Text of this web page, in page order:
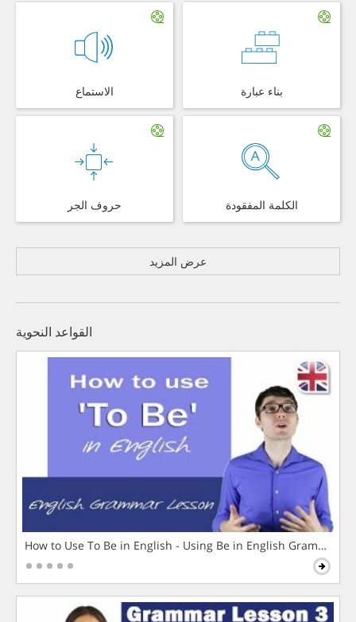
الاستماع بناء عبارة
حروف الجر الكلمة المفقودة
عرض المزيد
القواعد النحوية
How to Use To Be in English - Using Be in English Grammar